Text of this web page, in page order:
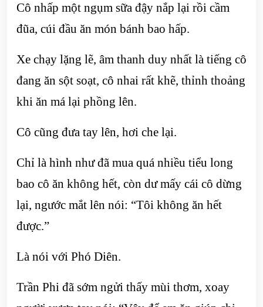
Cô nhấp một ngụm sữa đậy nắp lại rồi cầm
đũa, cúi đầu ăn món bánh bao hấp.
Xe chạy lặng lẽ, âm thanh duy nhất là tiếng cô
đang ăn sột soạt, cô nhai rất khẽ, thỉnh thoảng
khi ăn má lại phồng lên.
Cô cũng đưa tay lên, hơi che lại.
Chỉ là hình như đã mua quá nhiều tiểu long
bao cô ăn không hết, còn dư mấy cái cô dừng
lại, ngước mắt lên nói: “Tôi không ăn hết
được.”
Là nói với Phó Diên.
Trần Phi đã sớm ngửi thấy mùi thơm, xoay